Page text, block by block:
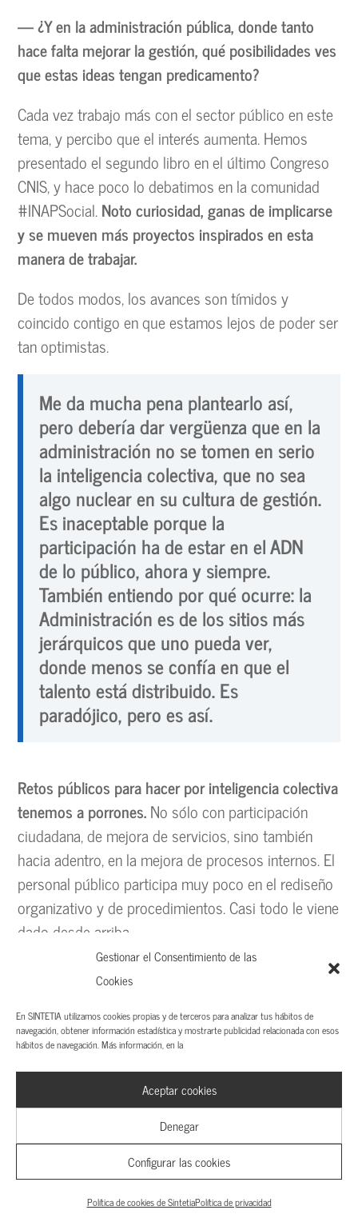
Gestionar el Consentimiento de las
Cookies
En SINTETIA utilizamos cookies propias y de terceros para analizar tus hábitos de
navegación, obtener información estadística y mostrarte publicidad relacionada con esos
hábitos de navegación. Más información, en la
Aceptar cookies
Denegar
Configurar las cookies
Política de cookies de SintetiaPolítica de privacidad
— ¿Y en la administración pública, donde tanto
hace falta mejorar la gestión, qué posibilidades ves
que estas ideas tengan predicamento?
Cada vez trabajo más con el sector público en este
tema, y percibo que el interés aumenta. Hemos
presentado el segundo libro en el último Congreso
CNIS, y hace poco lo debatimos en la comunidad
#INAPSocial.Noto curiosidad, ganas de implicarse
y se mueven más proyectos inspirados en esta
manera de trabajar.
De todos modos, los avances son tímidos y
coincido contigo en que estamos lejos de poder ser
tan optimistas.
Me da mucha pena plantearlo así,
pero debería dar vergüenza que en la
administración no se tomen en serio
la inteligencia colectiva, que no sea
algo nuclear en su cultura de gestión.
Es inaceptable porque la
participación ha de estar en el ADN
de lo público, ahora y siempre.
También entiendo por qué ocurre: la
Administración es de los sitios más
jerárquicos que uno pueda ver,
donde menos se confía en que el
talento está distribuido. Es
paradójico, pero es así.
Retos públicos para hacer por inteligencia colectiva
tenemos a porrones.No sólo con participación
ciudadana, de mejora de servicios, sino también
hacia adentro, en la mejora de procesos internos. El
personal público participa muy poco en el rediseño
organizativo y de procedimientos. Casi todo le viene
dado desde arriba.
Unos piensan (casi siempre,
consultores externos, a los que se
externaliza todo), y otros ejecutan.
Este modelo, con la complejidad que
tienen los retos actuales, es
insostenible.
—Hablando de retos, eres muy enfático en tu libro
con que el enfoque participativo no conviene para